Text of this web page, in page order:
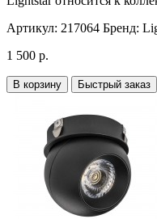
Артикул: 217064 Бренд:
1 500 р.
В корзину Быстрый заказ